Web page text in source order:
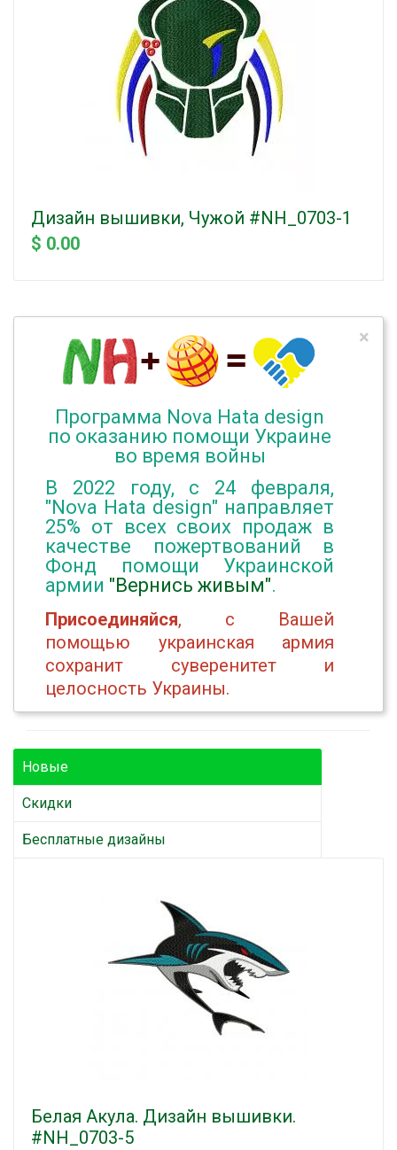
Дизайн вышивки, Чужой #NH_0703-1
$ 0.00
Программа Nova Hata design
по оказанию помощи Украине
во время войны
В 2022 году, с 24 февраля,
"Nova Hata design" направляет
25% от всех своих продаж в
качестве пожертвований в
Фонд помощи Украинской
армии "Вернись живым".
Присоединяйся, с Вашей
помощью украинская армия
сохранит суверенитет и
целосность Украины.
×
Новые
Скидки
Бесплатные дизайны
Белая Акула. Дизайн вышивки.
#NH_0703-5